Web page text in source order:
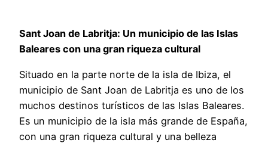
Sant Joan de Labritja: Un municipio de las Islas
Baleares con una gran riqueza cultural
Situado en la parte norte de la isla de Ibiza, el
municipio de Sant Joan de Labritja es uno de los
muchos destinos turísticos de las Islas Baleares.
Es un municipio de la isla más grande de España,
con una gran riqueza cultural y una belleza